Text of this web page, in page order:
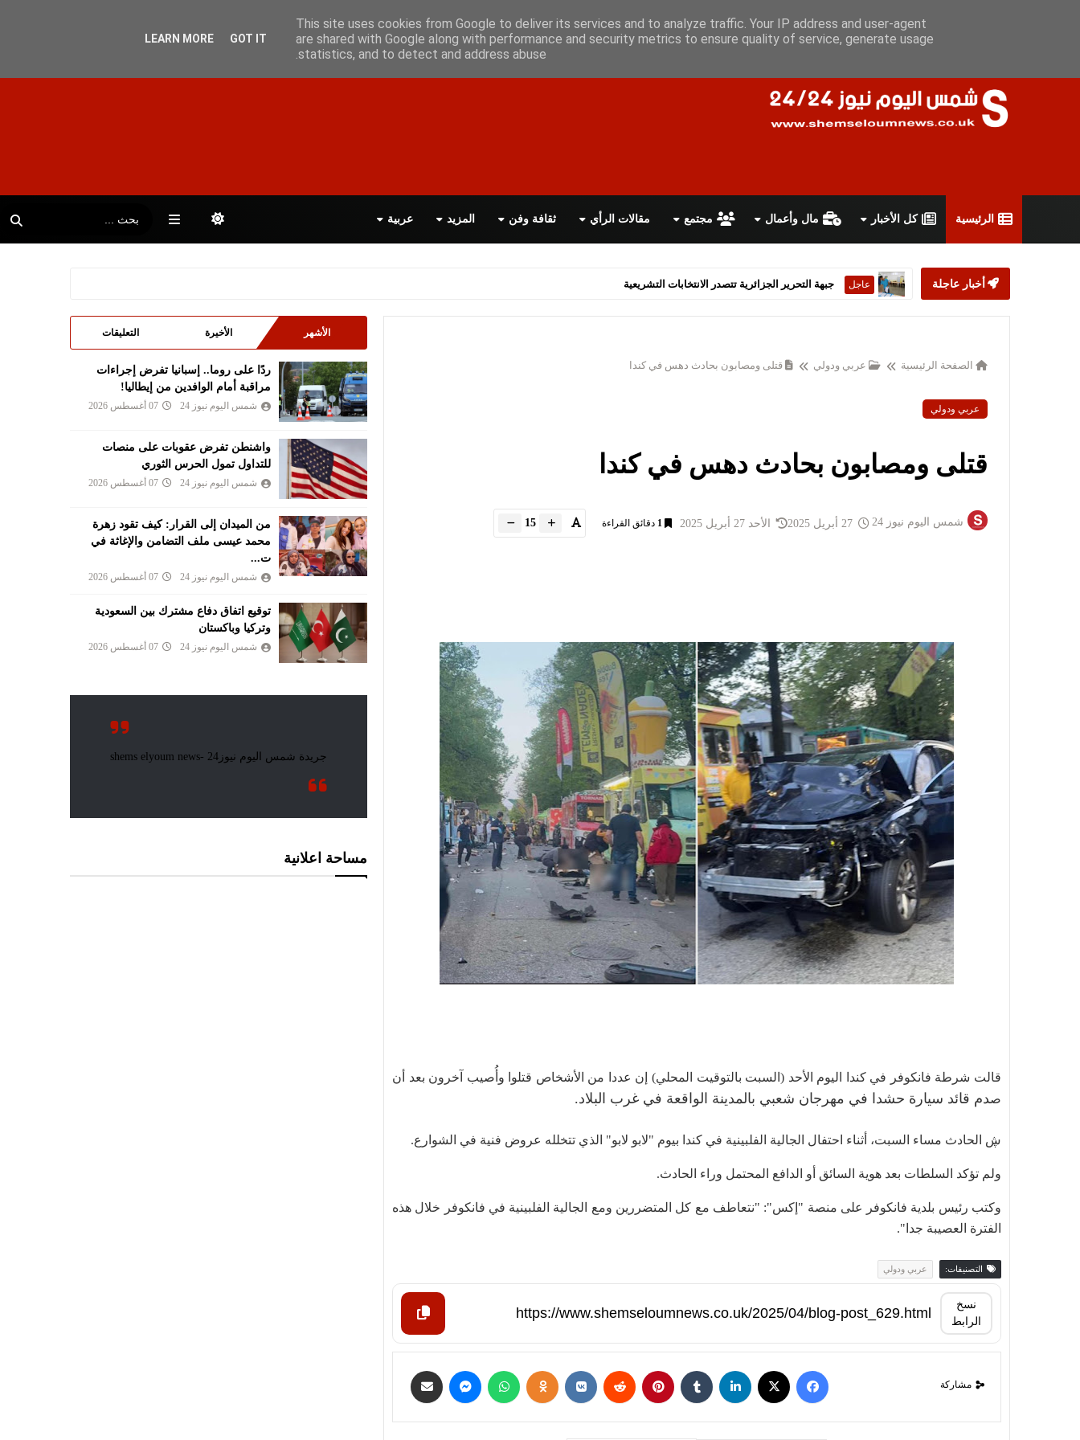
سياسة الخصوصية اتفاقية الاستخدام أعلن معانا اتصل بنا اقرأ الصحيفة PDF
الرئيسية كل الأخبار مال وأعمال مجتمع مقالات الرأي ثقافة وفن المزيد عربية
أخبار عاجلة عاجل ستارمر يعلن استقالته من رئاسة الحكومة البريطانية
الصفحة الرئيسية عربي ودولي قتلى ومصابون بحادث دهس في كندا
عربي ودولي
قتلى ومصابون بحادث دهس في كندا
شمس اليوم نيوز 24 الأحد 27 أبريل 2025 1 دقائق القراءة 15
قالت شرطة فانكوفر في كندا اليوم الأحد (السبت بالتوقيت المحلي) إن عددا من الأشخاص قتلوا وأُصيب آخرون بعد أن
صدم قائد سيارة حشدا في مهرجان شعبي بالمدينة الواقعة في غرب البلاد.
ڜ الحادث مساء السبت، أثناء احتفال الجالية الفلبينية في كندا بيوم "لابو لابو" الذي تتخلله عروض فنية في الشوارع.
ولم تؤكد السلطات بعد هوية السائق أو الدافع المحتمل وراء الحادث.
وكتب رئيس بلدية فانكوفر على منصة "إكس": "نتعاطف مع كل المتضررين ومع الجالية الفلبينية في فانكوفر خلال هذه
الفترة العصيبة جدا".
التصنيفات: عربي ودولي
نسخ
الرابط
مشاركة
الأشهر الأخيرة التعليقات
ردًا على روما.. إسبانيا تفرض إجراءات
مراقبة أمام الوافدين من إيطاليا!
شمس اليوم نيوز 24 07 أغسطس 2026
واشنطن تفرض عقوبات على منصات
للتداول تمول الحرس الثوري
شمس اليوم نيوز 24 07 أغسطس 2026
من الميدان إلى القرار: كيف تقود زهرة
محمد عيسى ملف التضامن والإغاثة في
ت...
شمس اليوم نيوز 24 07 أغسطس 2026
توقيع اتفاق دفاع مشترك بين السعودية
وتركيا وباكستان
شمس اليوم نيوز 24 07 أغسطس 2026
مساحة اعلانية
This site uses cookies from Google to deliver its services and to analyze traffic. Your IP address and user-agent
are shared with Google along with performance and security metrics to ensure quality of service, generate usage
statistics, and to detect and address abuse.
LEARN MORE GOT IT